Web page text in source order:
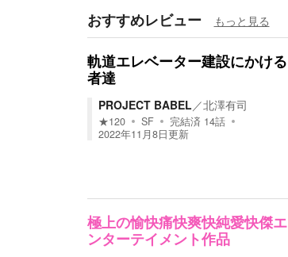
おすすめレビュー もっと見る
軌道エレベーター建設にかける
者達
PROJECT BABEL／北澤有司
★120 SF 完結済 14話
2022年11月8日更新
極上の愉快痛快爽快純愛快傑エ
ンターテイメント作品